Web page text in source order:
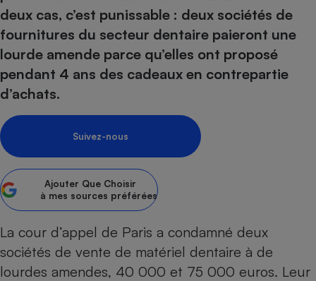
deux cas, c’est punissable : deux sociétés de
fournitures du secteur dentaire paieront une
lourde amende parce qu’elles ont proposé
pendant 4 ans des cadeaux en contrepartie
d’achats.
Suivez-nous
Ajouter Que Choisir
à mes sources préférées
La cour d’appel de Paris a condamné deux
sociétés de vente de matériel dentaire à de
lourdes amendes, 40 000 et 75 000 euros. Leur
Sécurité - Hygiène
Assurance
Banque - Crédit
Epargne - Fiscalité
Mutuelle
Circulation routière
Contrôle technique -
Pièce détachée
Moto
Comparateur auto
Comparatif
Comparatif hotte
Comparatif climatiseur
Comparatif robot cuiseur
Comparatif centrale
Électricité - Gaz
Comparatif casque audio
Comparatif imprimante
Comparatif ordinateur
Image et son
Informatique
Crédit immobilier
Comparatif tondeuse
Comparatif radiateur
Chauffage
Produit d'entretien
Sécurité domestique
Hygiène - Beauté
Maison de retraite
Choisir son fioul
Choisir son pellet
Comparateur assurance emprunteur
Energie Moins Chère Ensemble
Toutes les cartes interactives
Speedtest - Testez le débit de votre
connexion Internet